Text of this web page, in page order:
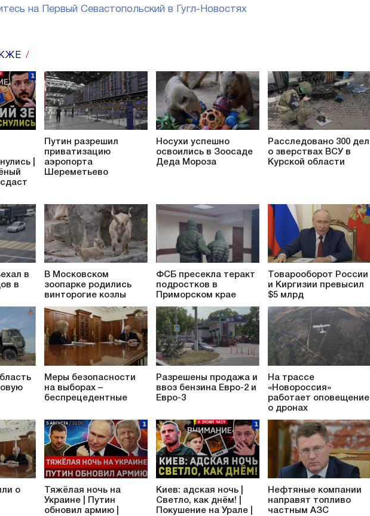
на Первый Севастопольский в Гугл-Новостях
|
Путин разрешил
приватизацию
аэропорта
Шереметьево
Носухи успешно
освоились в Зоосаде
Деда Мороза
Расследовано 300 дел
о зверствах ВСУ в
Курской области
в
в
В Московском
зоопарке родились
винторогие козлы
ФСБ пресекла теракт
подростков в
Приморском крае
Товарооборот России
и Киргизии превысил
$5 млрд
Меры безопасности
на выборах –
беспрецедентные
Разрешены продажа и
ввоз бензина Евро-2 и
Евро-3
На трассе
«Новороссия»
работает оповещение
о дронах
о
Тяжёлая ночь на
Украине | Путин
обновил армию |
Киев: адская ночь |
Светло, как днём! |
Покушение на Урале |
Нефтяные компании
направят топливо
частным АЗС